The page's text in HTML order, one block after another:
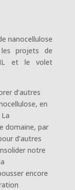
nanocellulose
les projets de
et le volet
d’autres
en
domaine, par
d’autres
notre
encore